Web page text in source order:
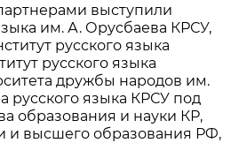
выступили
им. А. Орусбаева КРСУ,
русского языка
русского языка
дружбы народов им.
русского языка КРСУ под
образования и науки КР,
и высшего образования РФ,